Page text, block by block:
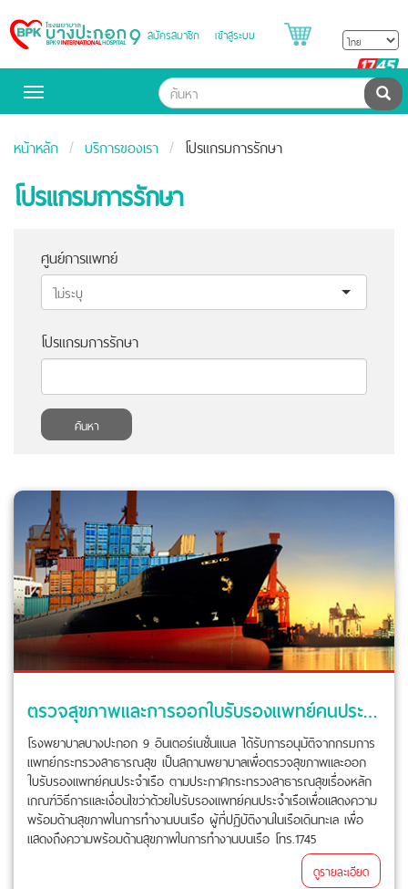
Bangpakok
Hospital
สมัครสมาชิก เข้าสู่ระบบ
Toggle
ค้น
หน้าหลัก บริการของเรา โปรแกรมการรักษา
โปรแกรมการรักษา
ศูนย์การแพทย์
โปรแกรมการรักษา
ค้นหา
ตรวจสุขภาพและการออกใบรับรองแพทย์คนประจำเรือ
โรงพยาบาลบางปะกอก 9 อินเตอร์เนชั่นแนล ได้รับการอนุมัติจากกรมการ
แพทย์กระทรวงสาธารณสุข เป็นสถานพยาบาลเพื่อตรวจสุขภาพและออก
ใบรับรองแพทย์คนประจำเรือ ตามประกาศกระทรวงสาธารณสุขเรื่องหลัก
เกณฑ์วิธีการและเงื่อนไขว่าด้วยใบรับรองแพทย์คนประจำเรือเพื่อแสดงความ
พร้อมด้านสุขภาพในการทำงานบนเรือ ผู้ที่ปฏิบัติงานในเรือเดินทะเล เพื่อ
แสดงถึงความพร้อมด้านสุขภาพในการทำงานบนเรือ โทร.1745
ดูรายละเอียด